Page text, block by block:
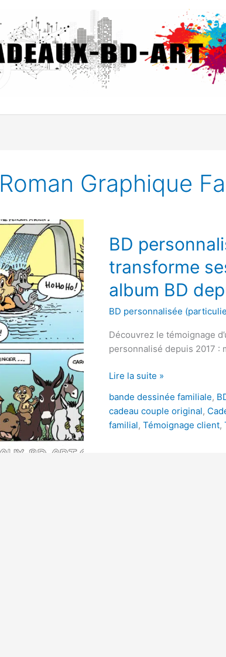
Roman Graphique
BD
transforme
album BD
BD personnalisée
Découvrez le témoignage
personnalisé depuis 2017 :
personnalisée
:
comment
une
famille
transforme
souvenirs
en
album
BD
depuis
2017
Lire la suite »
bande dessinée familiale,
cadeau couple original,
familial, Témoignage client,